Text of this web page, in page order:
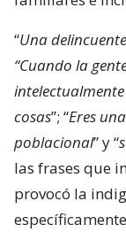
“Una
“Cuando la
cosas”; “Eres
poblacional” y “
las frases que
provocó la